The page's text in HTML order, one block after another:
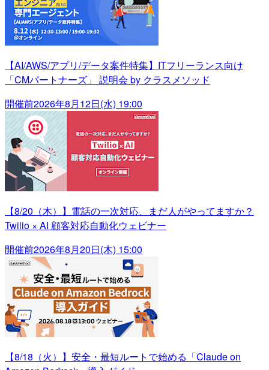
【AI/AWS/アプリ/データ案件特集】ITフリーランス向け
「CMパートナーズ」 説明会 by クラスメソッド
開催前2026年8月12日(水) 19:00
【8/20（木）】電話の一次対応、まだ人がやってますか？
Twilio × AI 顧客対応自動化ウェビナー
開催前2026年8月20日(木) 15:00
【8/18（火）】安全・最短ルートで始める「Claude on